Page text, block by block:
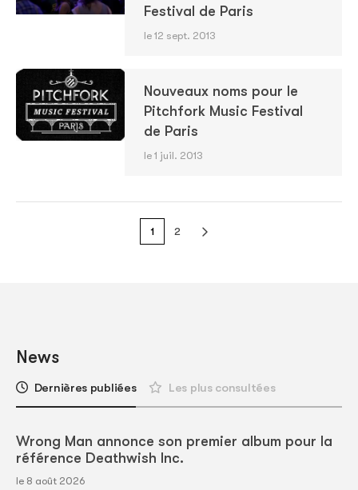
Festival de Paris
le 12 sept. 2013
Nouveaux noms pour le
Pitchfork Music Festival
de Paris
le 1 juil. 2013
1 2
News
Dernières publiées Les plus consultées
Wrong Man annonce son premier album pour la
référence Deathwish Inc.
le 8 août 2026